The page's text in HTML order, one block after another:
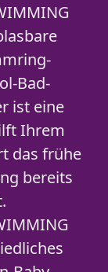
Bad-
ist eine
Ihrem
das frühe
bereits